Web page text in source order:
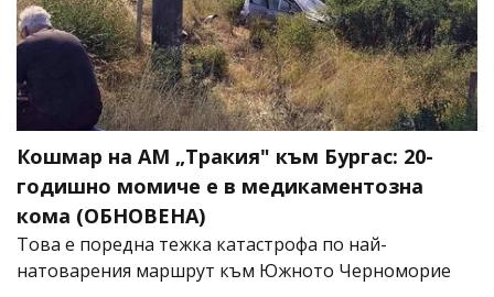
Кошмар на АМ „Тракия" към Бургас: 20-
годишно момиче е в медикаментозна
кома (ОБНОВЕНА)
Това е поредна тежка катастрофа по най-
натоварения маршрут към Южното Черноморие